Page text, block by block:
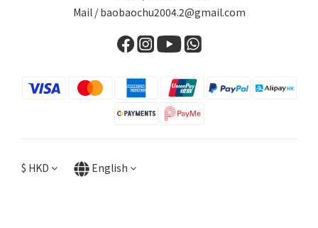
Mail / baobaochu2004.2@gmail.com
$ HKD English